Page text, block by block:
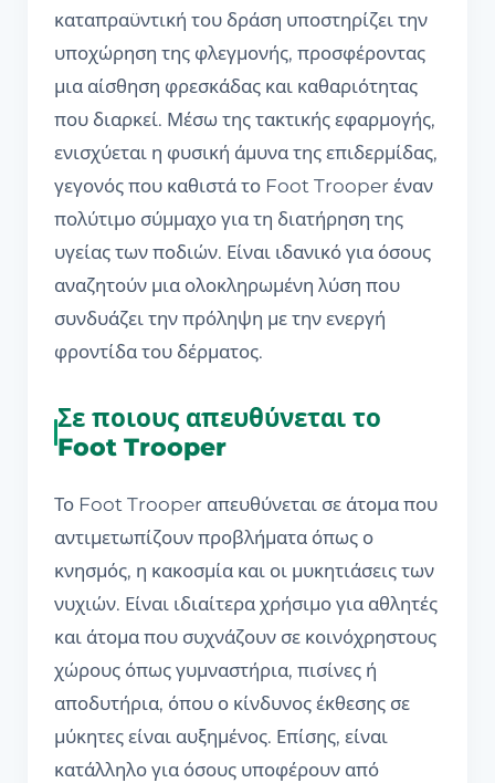
καταπραϋντική του δράση υποστηρίζει την
υποχώρηση της φλεγμονής, προσφέροντας
μια αίσθηση φρεσκάδας και καθαριότητας
που διαρκεί. Μέσω της τακτικής εφαρμογής,
ενισχύεται η φυσική άμυνα της επιδερμίδας,
γεγονός που καθιστά το Foot Trooper έναν
πολύτιμο σύμμαχο για τη διατήρηση της
υγείας των ποδιών. Είναι ιδανικό για όσους
αναζητούν μια ολοκληρωμένη λύση που
συνδυάζει την πρόληψη με την ενεργή
φροντίδα του δέρματος.
Σε ποιους απευθύνεται το
Foot Trooper
Το Foot Trooper απευθύνεται σε άτομα που
αντιμετωπίζουν προβλήματα όπως ο
κνησμός, η κακοσμία και οι μυκητιάσεις των
νυχιών. Είναι ιδιαίτερα χρήσιμο για αθλητές
και άτομα που συχνάζουν σε κοινόχρηστους
χώρους όπως γυμναστήρια, πισίνες ή
αποδυτήρια, όπου ο κίνδυνος έκθεσης σε
μύκητες είναι αυξημένος. Επίσης, είναι
κατάλληλο για όσους υποφέρουν από